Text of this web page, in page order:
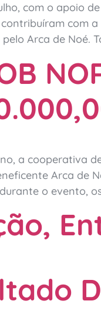
com o apoio
com
Arca de Noé.
a cooperativa
Arca de
o evento,